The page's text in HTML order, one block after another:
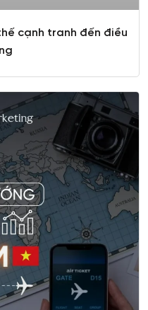
cạnh tranh đến điều